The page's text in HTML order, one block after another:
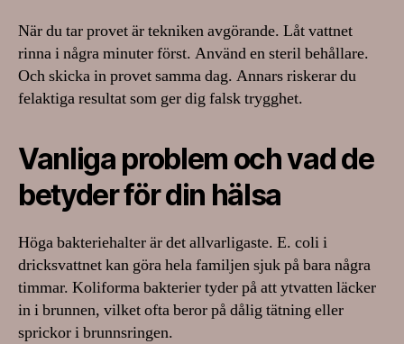
När du tar provet är tekniken avgörande. Låt vattnet
rinna i några minuter först. Använd en steril behållare.
Och skicka in provet samma dag. Annars riskerar du
felaktiga resultat som ger dig falsk trygghet.
Vanliga problem och vad de
betyder för din hälsa
Höga bakteriehalter är det allvarligaste. E. coli i
dricksvattnet kan göra hela familjen sjuk på bara några
timmar. Koliforma bakterier tyder på att ytvatten läcker
in i brunnen, vilket ofta beror på dålig tätning eller
sprickor i brunnsringen.